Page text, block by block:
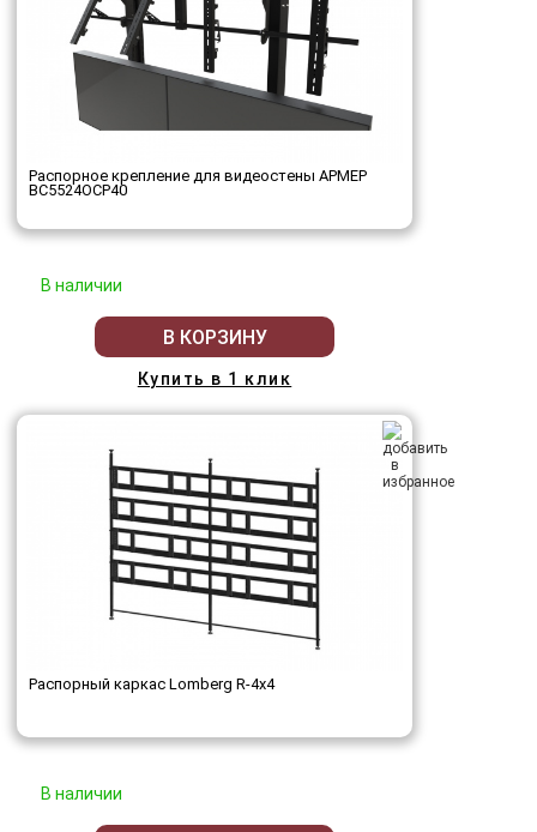
Распорное крепление для видеостены АРМЕР
ВС5524ОСР40
В наличии
В КОРЗИНУ
Купить в 1 клик
Распорный каркас Lomberg R-4х4
В наличии